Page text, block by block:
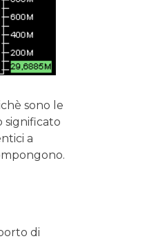
sono le
significato
a
di